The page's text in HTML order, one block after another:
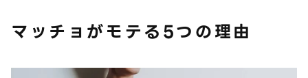
マッチョがモテる5つの理由